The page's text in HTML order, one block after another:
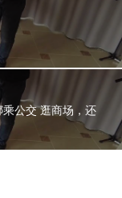
公交 逛商场，还